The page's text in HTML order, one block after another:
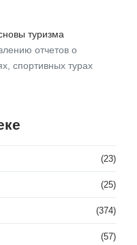
туризма
отчетов о
спортивных турах
(23)
(25)
(374)
(57)